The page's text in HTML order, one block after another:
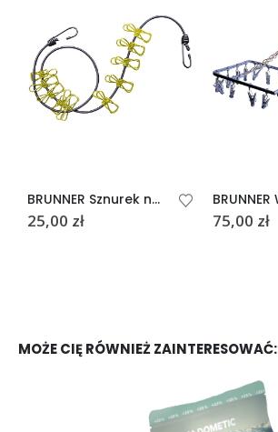
BRUNNER Sznurek na pranie BONE
25,00 zł 75,00 zł
MOŻE CIĘ RÓWNIEŻ ZAINTERESOWAĆ: